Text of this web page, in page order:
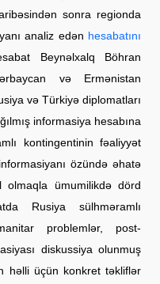
sonra regionda
analiz edən hesabatını
Beynəlxalq Böhran
və Ermənistan
və Türkiyə diplomatları
informasiya hesabına
kontingentinin fəaliyyət
özündə əhatə
ümumilikdə dörd
Rusiya sülhməramlı
problemlər, post-
diskussiya olunmuş
həlli üçün konkret təkliflər